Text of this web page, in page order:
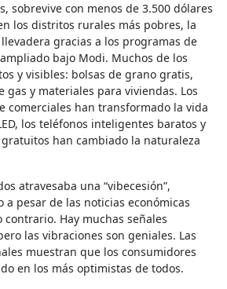
sobrevive con menos de 3.500 dólares
los distritos rurales más pobres, la
gracias a los programas de
bajo Modi. Muchos de los
y visibles: bolsas de grano gratis,
gas y materiales para viviendas. Los
comerciales han transformado la vida
los teléfonos inteligentes baratos y
han cambiado la naturaleza
atravesaba una “vibecesión”,
pesar de las noticias económicas
Hay muchas señales
las vibraciones son geniales. Las
muestran que los consumidores
en los más optimistas de todos.